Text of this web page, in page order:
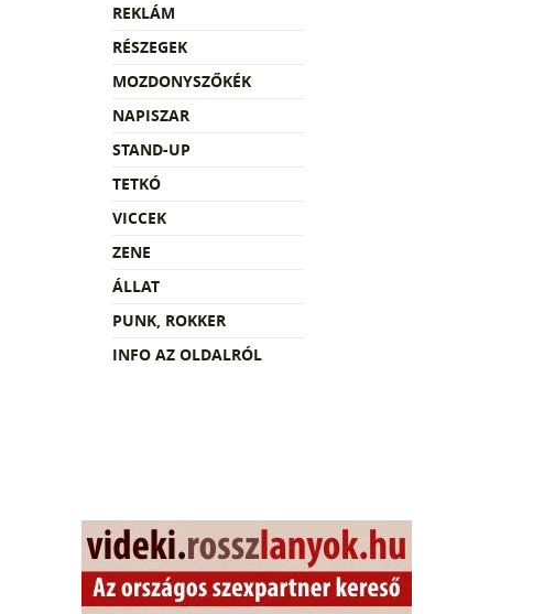
REKLÁM
RÉSZEGEK
MOZDONYSZŐKÉK
NAPISZAR
STAND-UP
TETKÓ
VICCEK
ZENE
ÁLLAT
PUNK, ROKKER
INFO AZ OLDALRÓL